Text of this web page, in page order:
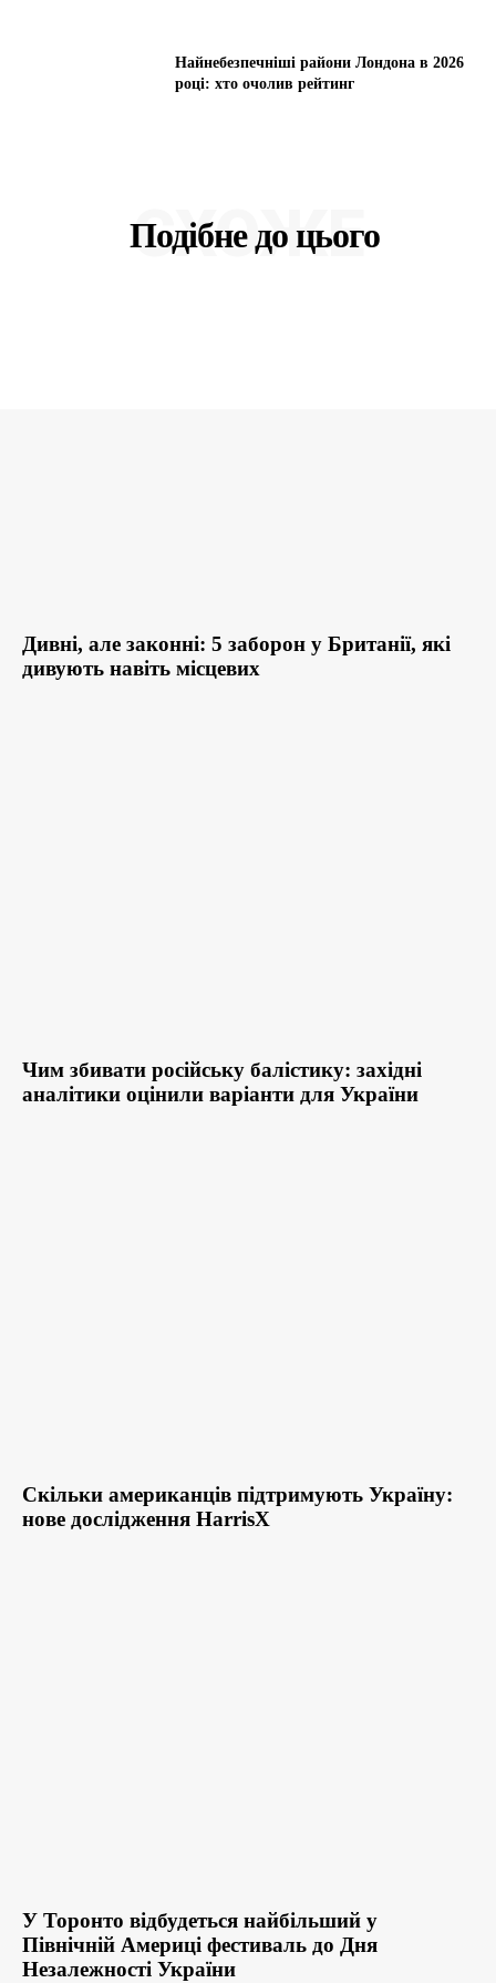
Найнебезпечніші райони Лондона в 2026
році: хто очолив рейтинг
Подібне до цього
СХОЖЕ
Дивні, але законні: 5 заборон у Британії, які
дивують навіть місцевих
Чим збивати російську балістику: західні
аналітики оцінили варіанти для України
Скільки американців підтримують Україну:
нове дослідження HarrisX
У Торонто відбудеться найбільший у
Північній Америці фестиваль до Дня
Незалежності України